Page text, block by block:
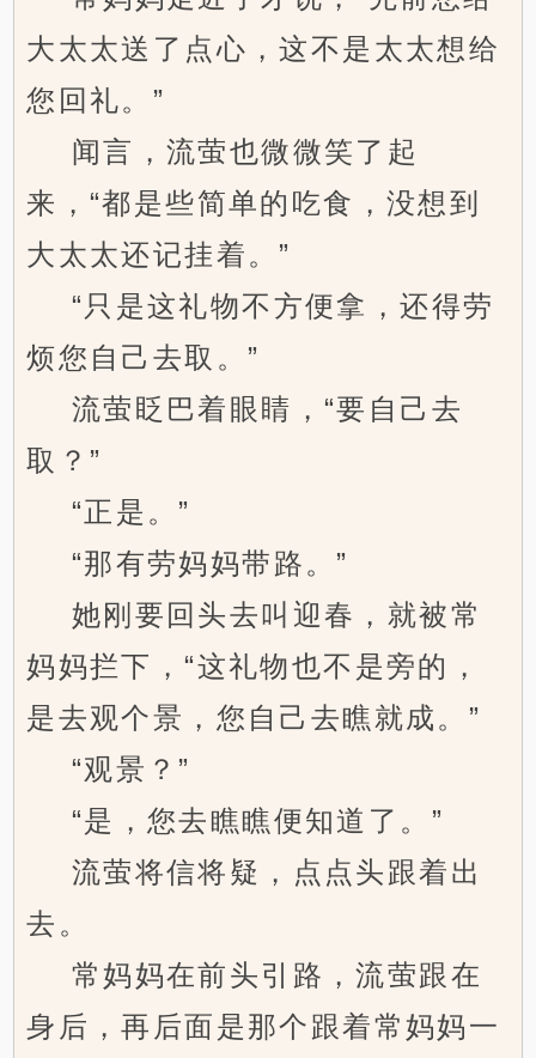
大太太送了点心，这不是太太想给
您回礼。”
闻言，流萤也微微笑了起
来，“都是些简单的吃食，没想到
大太太还记挂着。”
“只是这礼物不方便拿，还得劳
烦您自己去取。”
流萤眨巴着眼睛，“要自己去
取？”
“正是。”
“那有劳妈妈带路。”
她刚要回头去叫迎春，就被常
妈妈拦下，“这礼物也不是旁的，
是去观个景，您自己去瞧就成。”
“观景？”
“是，您去瞧瞧便知道了。”
流萤将信将疑，点点头跟着出
去。
常妈妈在前头引路，流萤跟在
身后，再后面是那个跟着常妈妈一